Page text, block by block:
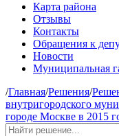
Карта района
Отзывы
Контакты
Обращения к
Новости
Муниципальная
/Главная/Решения/
внутригородского
городе Москве в 2015